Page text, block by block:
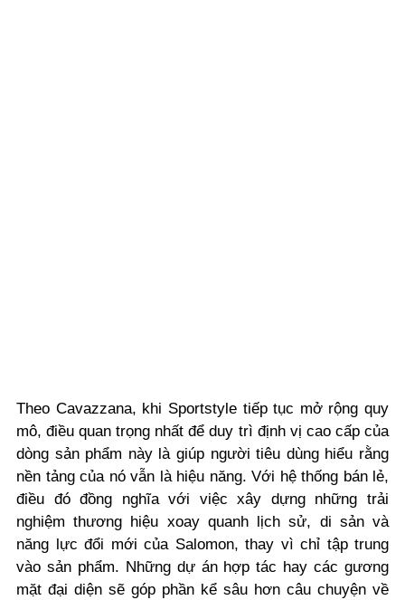
Theo Cavazzana, khi Sportstyle tiếp tục mở rộng quy
mô, điều quan trọng nhất để duy trì định vị cao cấp của
dòng sản phẩm này là giúp người tiêu dùng hiểu rằng
nền tảng của nó vẫn là hiệu năng. Với hệ thống bán lẻ,
điều đó đồng nghĩa với việc xây dựng những trải
nghiệm thương hiệu xoay quanh lịch sử, di sản và
năng lực đổi mới của Salomon, thay vì chỉ tập trung
vào sản phẩm. Những dự án hợp tác hay các gương
mặt đại diện sẽ góp phần kể sâu hơn câu chuyện về